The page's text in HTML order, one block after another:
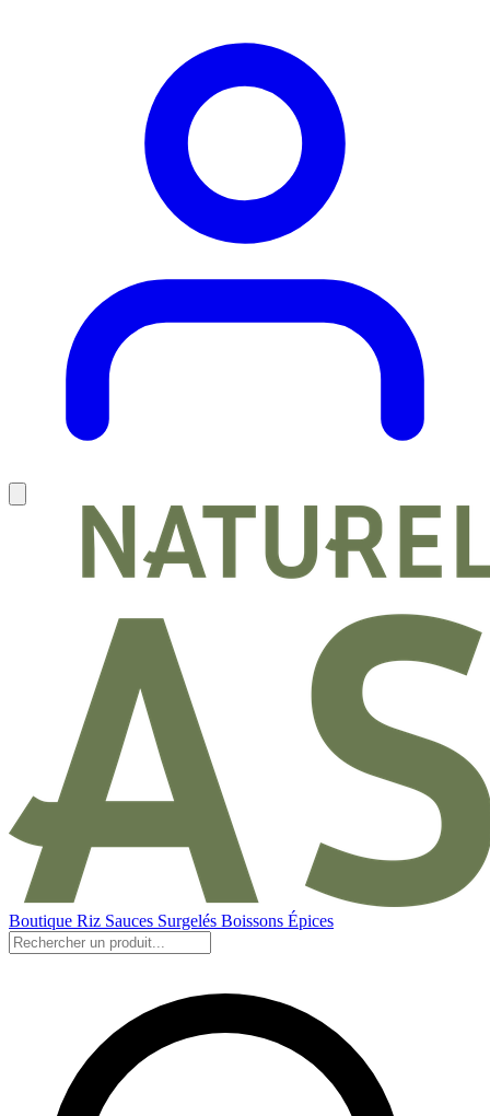
Boutique Riz Sauces Surgelés Boissons Épices